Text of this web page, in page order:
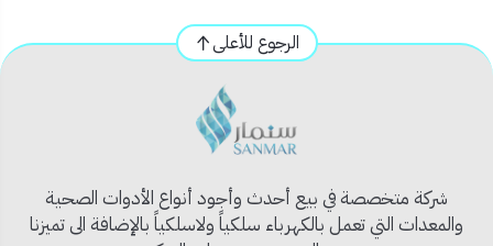
📏 مقاس 7x7 عملي لتثبيت سهل في المساحات
🧰 جودة تصنيع عالية تدوم طويلًا.
🧼 مقاوم للحرارة والرطوبة وسهل التنظيف.
مفتاح مكيف كهربائي | 45 أمبير | لون أبيض | تصميم كلاسيك |
مقاس 7x7.
الرجوع للأعلى
شركة متخصصة في بيع أحدث وأجود أنواع الأدوات الصحية
والمعدات التي تعمل بالكهرباء سلكياً ولاسلكياً بالإضافة الى تميزنا